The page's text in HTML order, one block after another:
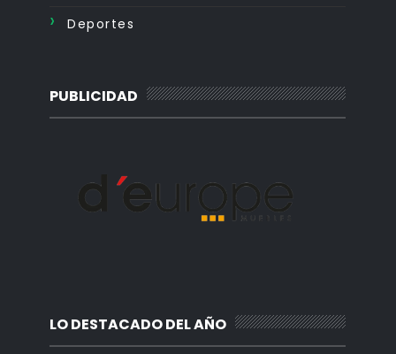
Deportes
PUBLICIDAD
LO DESTACADO DEL AÑO